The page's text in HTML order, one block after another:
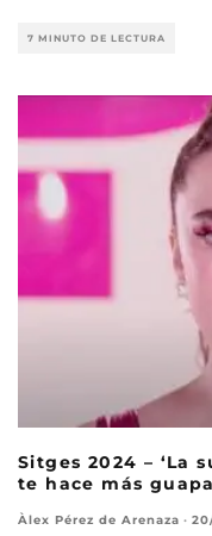
7 MINUTO DE LECTURA
Sitges 2024 – ‘La
te hace más guapa
Àlex Pérez de Arenaza ·